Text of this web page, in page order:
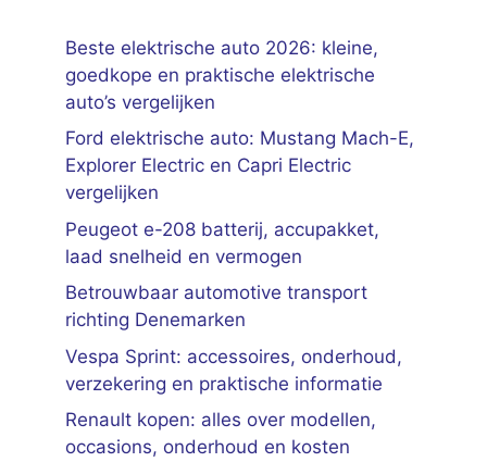
Beste elektrische auto 2026: kleine,
goedkope en praktische elektrische
auto’s vergelijken
Ford elektrische auto: Mustang Mach-E,
Explorer Electric en Capri Electric
vergelijken
Peugeot e-208 batterij, accupakket,
laad snelheid en vermogen
Betrouwbaar automotive transport
richting Denemarken
Vespa Sprint: accessoires, onderhoud,
verzekering en praktische informatie
Renault kopen: alles over modellen,
occasions, onderhoud en kosten